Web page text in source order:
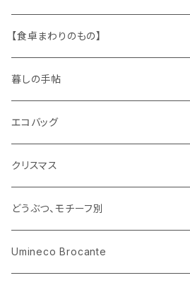
キャラクター
ピノキオ
木製品
ミニチュア、ドールハウス
古本、古雑誌、古えほん
古レコード
古せっけん
ラッピングペーパー、壁紙
プラスチック
紙
ワッペン
ニット
布地
身に着けるもの
【食卓まわりのもの】
ガラス
花びん
小物入れ
陶磁器
カップアンドソーサー
プレート
木製品
ホーロー
メタル
暮しの手帖
エコバッグ
クリスマス
どうぶつ、モチーフ別
くま、ベア
Umineco Brocante